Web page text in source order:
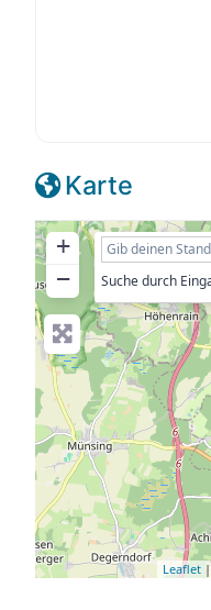
Karte
+
−
Suche durch
Leaflet